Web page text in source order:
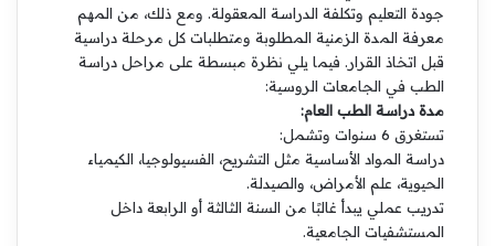
جودة التعليم وتكلفة الدراسة المعقولة. ومع ذلك، من المهم
معرفة المدة الزمنية المطلوبة ومتطلبات كل مرحلة دراسية
قبل اتخاذ القرار. فيما يلي نظرة مبسطة على مراحل دراسة
الطب في الجامعات الروسية:
مدة دراسة الطب العام:
تستغرق 6 سنوات وتشمل:
دراسة المواد الأساسية مثل التشريح، الفسيولوجيا، الكيمياء
الحيوية، علم الأمراض، والصيدلة.
تدريب عملي يبدأ غالبًا من السنة الثالثة أو الرابعة داخل
المستشفيات الجامعية.